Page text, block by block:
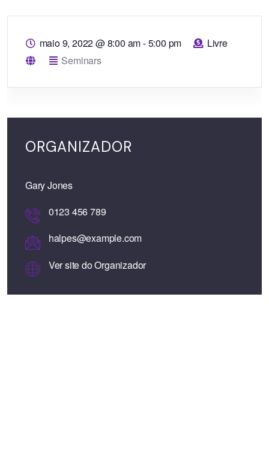
maio 9, 2022@8:00 am - 5:00 pm
Livre
Seminars
ORGANIZADOR
Gary Jones
0123 456 789
halpes@example.com
Ver site do Organizador